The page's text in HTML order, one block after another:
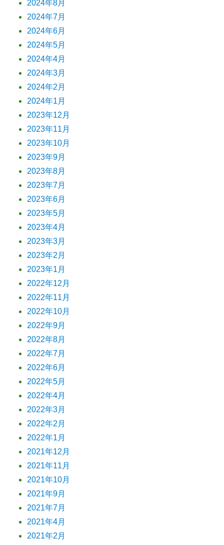
2024年8月
2024年7月
2024年6月
2024年5月
2024年4月
2024年3月
2024年2月
2024年1月
2023年12月
2023年11月
2023年10月
2023年9月
2023年8月
2023年7月
2023年6月
2023年5月
2023年4月
2023年3月
2023年2月
2023年1月
2022年12月
2022年11月
2022年10月
2022年9月
2022年8月
2022年7月
2022年6月
2022年5月
2022年4月
2022年3月
2022年2月
2022年1月
2021年12月
2021年11月
2021年10月
2021年9月
2021年7月
2021年4月
2021年2月